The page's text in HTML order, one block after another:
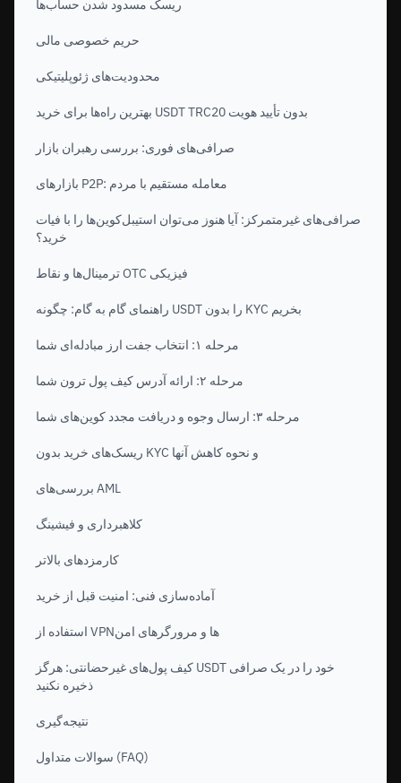
ریسک مسدود شدن حساب‌ها
حریم خصوصی مالی
محدودیت‌های ژئوپلیتیکی
بهترین راه‌ها برای خرید USDT TRC20 بدون تأیید هویت
صرافی‌های فوری: بررسی رهبران بازار
بازارهای P2P: معامله مستقیم با مردم
صرافی‌های غیرمتمرکز: آیا هنوز می‌توان استیبل‌کوین‌ها را با فیات
خرید؟
ترمینال‌ها و نقاط OTC فیزیکی
راهنمای گام به گام: چگونه USDT را بدون KYC بخریم
مرحله ۱: انتخاب جفت ارز مبادله‌ای شما
مرحله ۲: ارائه آدرس کیف پول ترون شما
مرحله ۳: ارسال وجوه و دریافت مجدد کوین‌های شما
ریسک‌های خرید بدون KYC و نحوه کاهش آنها
بررسی‌های AML
کلاهبرداری و فیشینگ
کارمزدهای بالاتر
آماده‌سازی فنی: امنیت قبل از خرید
استفاده از VPNها و مرورگرهای امن
کیف پول‌های غیرحضانتی: هرگز USDT خود را در یک صرافی
ذخیره نکنید
نتیجه‌گیری
سوالات متداول (FAQ)